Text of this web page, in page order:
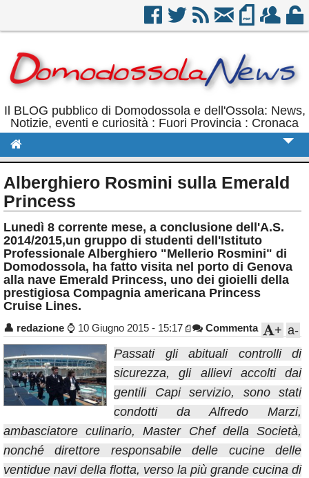
Il BLOG pubblico di Domodossola e dell'Ossola: News,
Notizie, eventi e curiosità : Fuori Provincia : Cronaca
Politica
Sport
Eventi
Rubriche
Calendario
Annunci
Alberghiero Rosmini sulla Emerald
Princess
Lunedì 8 corrente mese, a conclusione dell'A.S.
2014/2015,un gruppo di studenti dell'Istituto
Professionale Alberghiero "Mellerio Rosmini" di
Domodossola, ha fatto visita nel porto di Genova
alla nave Emerald Princess, uno dei gioielli della
prestigiosa Compagnia americana Princess
Cruise Lines.
👤 redazione ⌚ 10 Giugno 2015 - 15:17 Commenta a-
+
Passati gli abituali controlli di
sicurezza, gli allievi accolti dai
gentili Capi servizio, sono stati
condotti da Alfredo Marzi,
ambasciatore culinario, Master Chef della Società,
nonché direttore responsabile delle cucine delle
ventidue navi della flotta, verso la più grande cucina di